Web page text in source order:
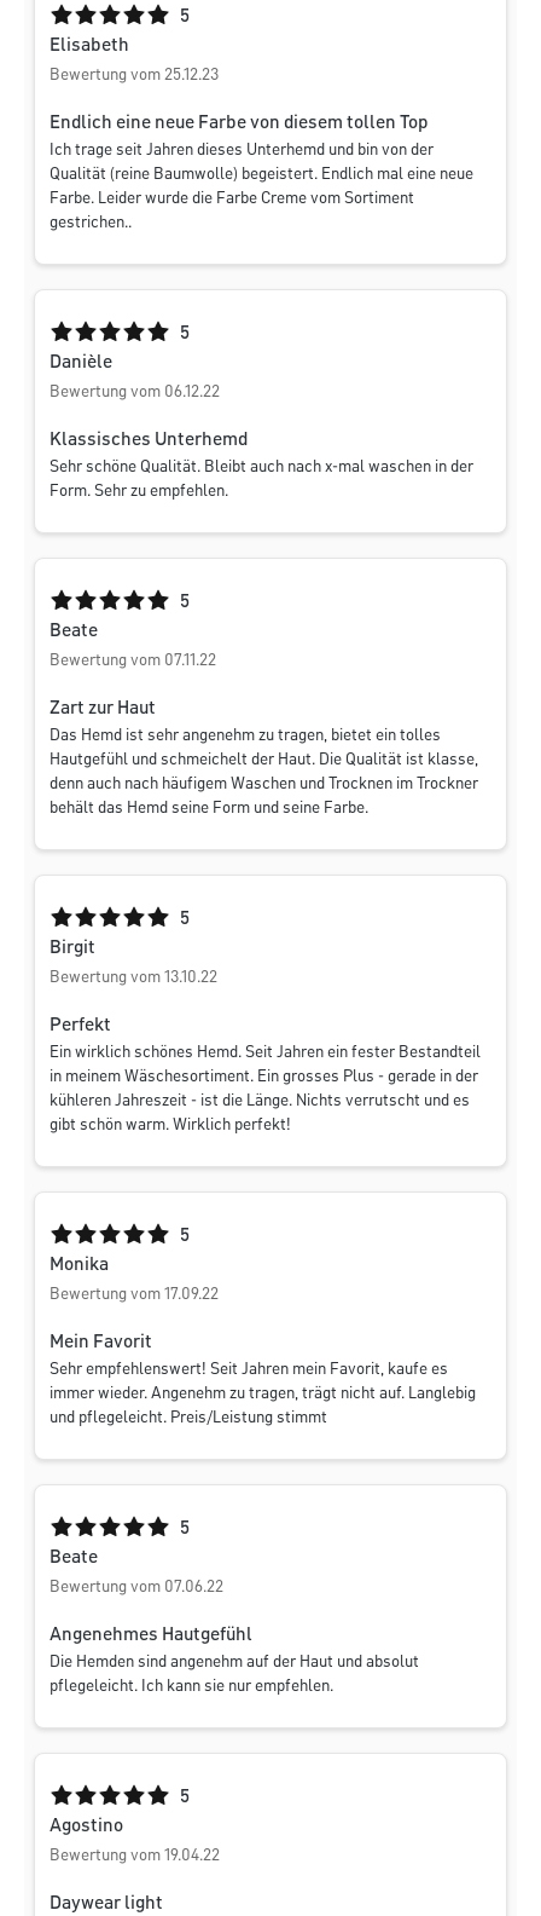
Durchschnittliche Bewertung von 5 von 5 Sternen
5
Elisabeth
Bewertung vom 25.12.23
Endlich eine neue Farbe von diesem tollen Top
Ich trage seit Jahren dieses Unterhemd und bin von der
Qualität (reine Baumwolle) begeistert. Endlich mal eine neue
Farbe. Leider wurde die Farbe Creme vom Sortiment
gestrichen..
Durchschnittliche Bewertung von 5 von 5 Sternen
5
Danièle
Bewertung vom 06.12.22
Klassisches Unterhemd
Sehr schöne Qualität. Bleibt auch nach x-mal waschen in der
Form. Sehr zu empfehlen.
Durchschnittliche Bewertung von 5 von 5 Sternen
5
Beate
Bewertung vom 07.11.22
Zart zur Haut
Das Hemd ist sehr angenehm zu tragen, bietet ein tolles
Hautgefühl und schmeichelt der Haut. Die Qualität ist klasse,
denn auch nach häufigem Waschen und Trocknen im Trockner
behält das Hemd seine Form und seine Farbe.
Durchschnittliche Bewertung von 5 von 5 Sternen
5
Birgit
Bewertung vom 13.10.22
Perfekt
Ein wirklich schönes Hemd. Seit Jahren ein fester Bestandteil
in meinem Wäschesortiment. Ein grosses Plus - gerade in der
kühleren Jahreszeit - ist die Länge. Nichts verrutscht und es
gibt schön warm. Wirklich perfekt!
Durchschnittliche Bewertung von 5 von 5 Sternen
5
Monika
Bewertung vom 17.09.22
Mein Favorit
Sehr empfehlenswert! Seit Jahren mein Favorit, kaufe es
immer wieder. Angenehm zu tragen, trägt nicht auf. Langlebig
und pflegeleicht. Preis/Leistung stimmt
Durchschnittliche Bewertung von 5 von 5 Sternen
5
Beate
Bewertung vom 07.06.22
Angenehmes Hautgefühl
Die Hemden sind angenehm auf der Haut und absolut
pflegeleicht. Ich kann sie nur empfehlen.
Durchschnittliche Bewertung von 5 von 5 Sternen
5
Agostino
Bewertung vom 19.04.22
Daywear light